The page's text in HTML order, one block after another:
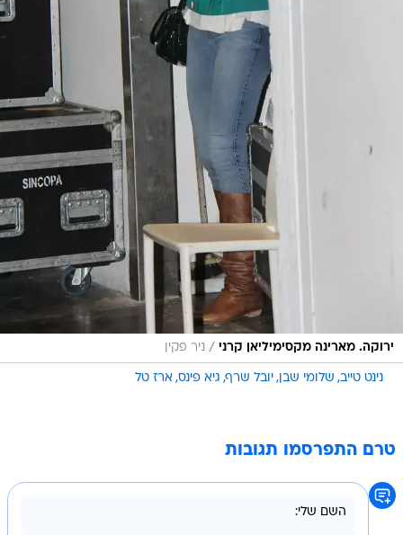
ירוקה. מארינה מקסימיליאן קרני / ניר פקין
נינט טייב שלומי שבן יובל שרף גיא פינס ארז טל
טרם התפרסמו תגובות